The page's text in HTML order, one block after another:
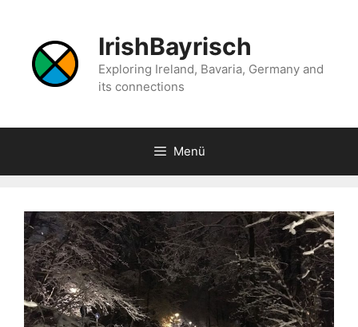
springen
IrishBayrisch
Exploring Ireland, Bavaria, Germany and
its connections
Menü